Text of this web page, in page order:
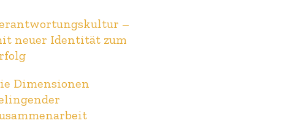
–
neuer Identität zum
Dimensionen